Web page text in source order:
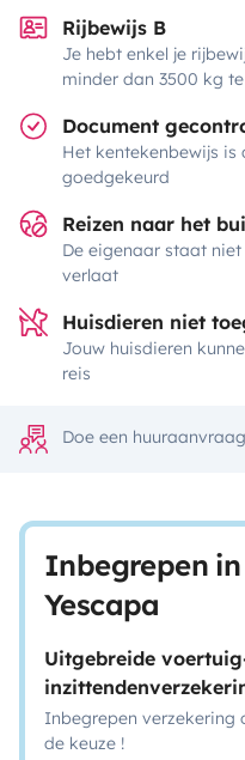
Rijbewijs B
Je hebt enkel je
minder dan 3500 kg
Document
Het kentekenbewijs is
goedgekeurd
Reizen naar het
De eigenaar staat
verlaat
Huisdieren niet
Jouw huisdieren
reis
Doe een
Inbegrepen
Yescapa
Uitgebreide
Inbegrepen verzekering
de keuze !